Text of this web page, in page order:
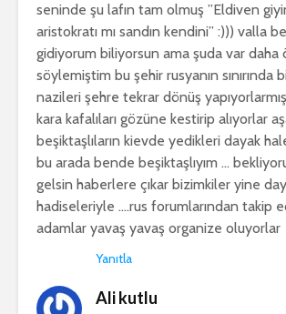
seninde şu lafın tam olmuş ”Eldiven
aristokratı mı sandın kendini” :))) valla
gidiyorum biliyorsun ama şuda var daha
söylemiştim bu şehir rusyanın sınırında
nazileri şehre tekrar dönüş
kara kafalıları gözüne kestirip alıyorlar
beşiktaşlıların kievde yedikleri dayak
bu arada bende beşiktaşlıyım …
gelsin haberlere çıkar bizimkiler yine
hadiseleriyle ….rus forumlarından takip
adamlar yavaş yavaş organize oluyorlar
Yanıtla
Ali kutlu